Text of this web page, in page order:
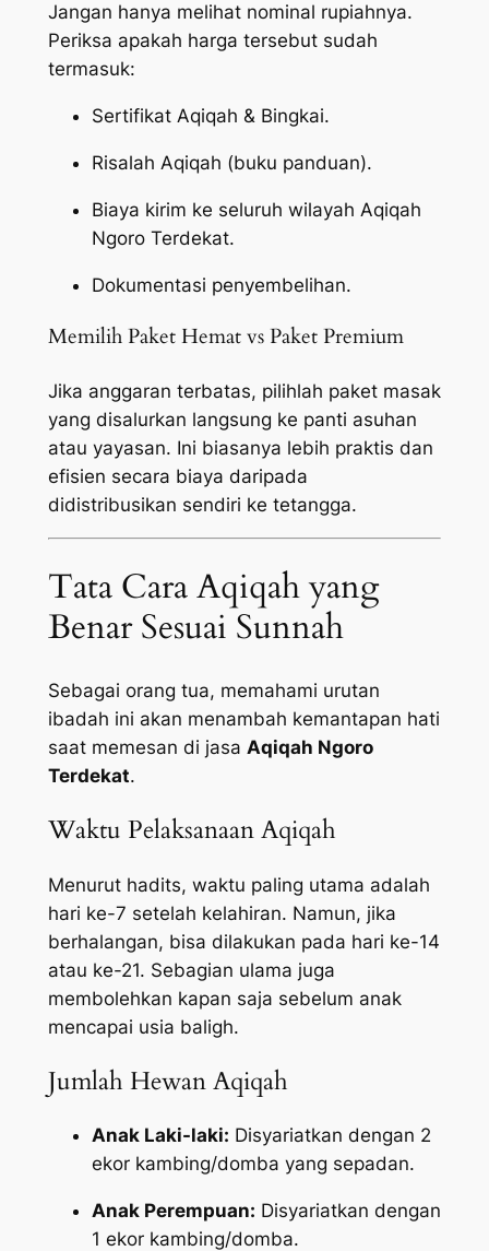
Jangan hanya melihat nominal rupiahnya.
Periksa apakah harga tersebut sudah
termasuk:
Sertifikat Aqiqah & Bingkai.
Risalah Aqiqah (buku panduan).
Biaya kirim ke seluruh wilayah Aqiqah
Ngoro Terdekat.
Dokumentasi penyembelihan.
Memilih Paket Hemat vs Paket Premium
Jika anggaran terbatas, pilihlah paket masak
yang disalurkan langsung ke panti asuhan
atau yayasan. Ini biasanya lebih praktis dan
efisien secara biaya daripada
didistribusikan sendiri ke tetangga.
Tata Cara Aqiqah yang
Benar Sesuai Sunnah
Sebagai orang tua, memahami urutan
ibadah ini akan menambah kemantapan hati
saat memesan di jasa Aqiqah Ngoro
Terdekat.
Waktu Pelaksanaan Aqiqah
Menurut hadits, waktu paling utama adalah
hari ke-7 setelah kelahiran. Namun, jika
berhalangan, bisa dilakukan pada hari ke-14
atau ke-21. Sebagian ulama juga
membolehkan kapan saja sebelum anak
mencapai usia baligh.
Jumlah Hewan Aqiqah
Anak Laki-laki: Disyariatkan dengan 2
ekor kambing/domba yang sepadan.
Anak Perempuan: Disyariatkan dengan
1 ekor kambing/domba.